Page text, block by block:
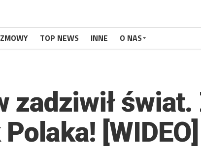
TOP NEWS INNE O NAS
zadziwił świat.
[WIDEO]